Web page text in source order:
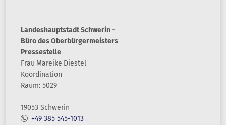
Landeshauptstadt Schwerin -
Büro des Oberbürgermeisters
Pressestelle
Frau Mareike Diestel
Koordination
Raum: 5029
19053 Schwerin
+49 385 545-1013